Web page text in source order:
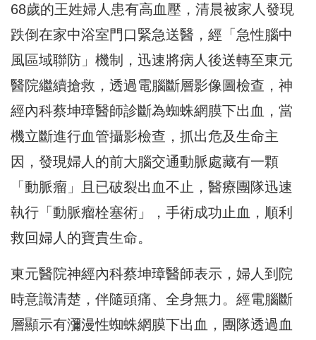
68歲的王姓婦人患有高血壓，清晨被家人發現
跌倒在家中浴室門口緊急送醫，經「急性腦中
風區域聯防」機制，迅速將病人後送轉至東元
醫院繼續搶救，透過電腦斷層影像圖檢查，神
經內科蔡坤璋醫師診斷為蜘蛛網膜下出血，當
機立斷進行血管攝影檢查，抓出危及生命主
因，發現婦人的前大腦交通動脈處藏有一顆
「動脈瘤」且已破裂出血不止，醫療團隊迅速
執行「動脈瘤栓塞術」，手術成功止血，順利
救回婦人的寶貴生命。
東元醫院神經內科蔡坤璋醫師表示，婦人到院
時意識清楚，伴隨頭痛、全身無力。經電腦斷
層顯示有瀰漫性蜘蛛網膜下出血，團隊透過血